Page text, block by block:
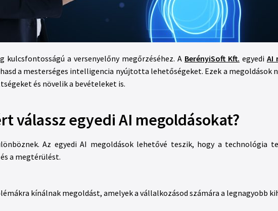
a versenyelőny megőrzéséhez. A BerényiSoft Kft. egyedi AI
a mesterséges intelligencia nyújtotta lehetőségeket. Ezek a megoldások
és növelik a bevételeket is.
válassz egyedi AI megoldásokat?
Az egyedi AI megoldások lehetővé teszik, hogy a technológia
a megtérülést.
kínálnak megoldást, amelyek a vállalkozásod számára a legnagyobb